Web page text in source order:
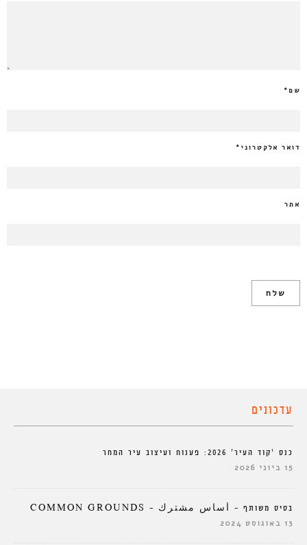
שם*
דואר אלקטרוני *
אתר
עדכונים
כנס ‘קוד העיר’ 2026: פענוח ועיצוב עיר המחר
15 ביוני 2026
בסיס משותף – أساس مشترك – COMMON GROUNDS
13 באוגוסט 2024